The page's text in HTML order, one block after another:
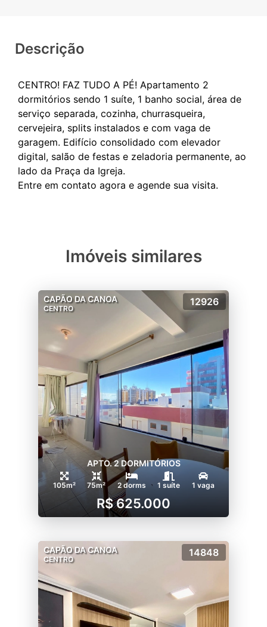
Descrição
CENTRO! FAZ TUDO A PÉ! Apartamento 2
dormitórios sendo 1 suíte, 1 banho social, área de
serviço separada, cozinha, churrasqueira,
cervejeira, splits instalados e com vaga de
garagem. Edifício consolidado com elevador
digital, salão de festas e zeladoria permanente, ao
lado da Praça da Igreja.
Imóveis similares
CAPÃO DA CANOA
CENTRO
12926
APTO. 2 DORMITÓRIOS
105m² 75m² 2 dorms 1 suíte 1 vaga
R$ 625.000
CAPÃO DA CANOA
CENTRO
14848